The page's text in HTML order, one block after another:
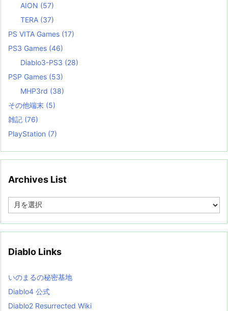
AION (57)
TERA (37)
PS VITA Games (17)
PS3 Games (46)
Diablo3-PS3 (28)
PSP Games (53)
MHP3rd (38)
その他端末 (5)
雑記 (76)
PlayStation (7)
Archives List
e
i
s
t
Diablo Links
いのまるの秘密基地
Diablo4 公式
Diablo2 Resurrected Wiki